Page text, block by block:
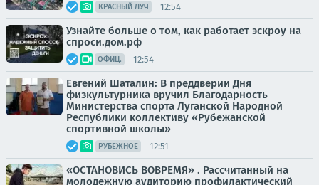
КРАСНЫЙ ЛУЧ 12:54
Узнайте больше о том, как работает эскроу на
спроси.дом.рф
ОФИЦ. 12:54
Евгений Шаталин: В преддверии Дня
физкультурника вручил Благодарность
Министерства спорта Луганской Народной
Республики коллективу «Рубежанской
спортивной школы»
РУБЕЖНОЕ 12:51
«ОСТАНОВИСЬ ВОВРЕМЯ» . Рассчитанный на
молодежную аудиторию профилактический